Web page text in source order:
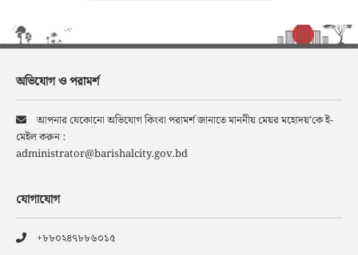
অভিযোগ ও পরামর্শ
আপনার যেকোনো অভিযোগ কিংবা পরামর্শ জানাতে মাননীয় মেয়র মহোদয়’কে ই-
মেইল করুন :
administrator@barishalcity.gov.bd
যোগাযোগ
+৮৮০২৪৭৮৮৬০১৫